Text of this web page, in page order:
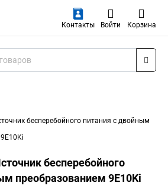
Контакты Войти Корзина
бесперебойного питания с двойным
бесперебойного
преобразованием 9E10Ki